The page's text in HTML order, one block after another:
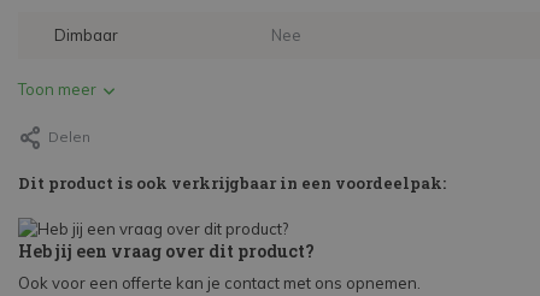
Dimbaar Nee
Toon meer
Delen
Dit product is ook verkrijgbaar in een voordeelpak:
Heb jij een vraag over dit product?
Ook voor een offerte kan je contact met ons opnemen.